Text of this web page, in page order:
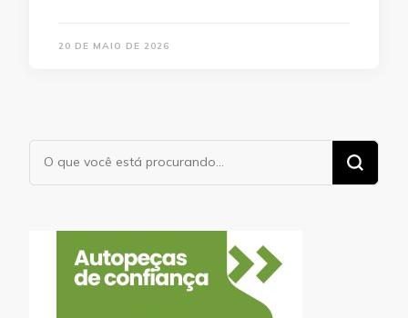
20 DE MAIO DE 2026
Procurando
algo?